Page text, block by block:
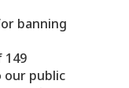
banning
149
our public